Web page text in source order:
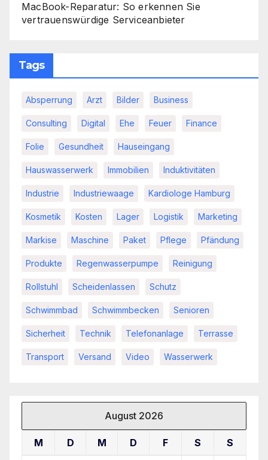
MacBook-Reparatur: So erkennen Sie
vertrauenswürdige Serviceanbieter
Tags
Absperrung Arzt Bilder Business
Consulting Digital Ehe Feuer Finance
Folie Gesundheit Hauseingang
Hauswasserwerk Immobilien Induktivitäten
Industrie Industriewaage Kardiologe Hamburg
Kosmetik Kosten Lager Logistik Marketing
Markise Maschine Paket Pflege Pfändung
Produkte Regenwasserpumpe Reinigung
Rollstuhl Scheidenlassen Schutz
Schwimmbad Schwimmbecken Senioren
Sicherheit Technik Telefonanlage Terrasse
Transport Versand Video Wasserwerk
August 2026
M D M D F S S